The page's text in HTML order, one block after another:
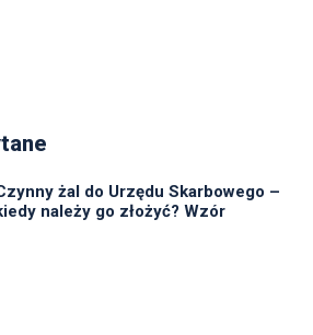
żal do Urzędu Skarbowego –
należy go złożyć? Wzór